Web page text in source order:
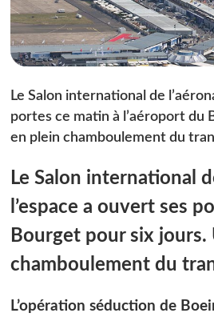
Le Salon international de
portes ce matin à l’aéroport du
en plein chamboulement du
Le Salon international
l’espace a ouvert ses
Bourget pour six
chamboulement du
L’opération séduction de